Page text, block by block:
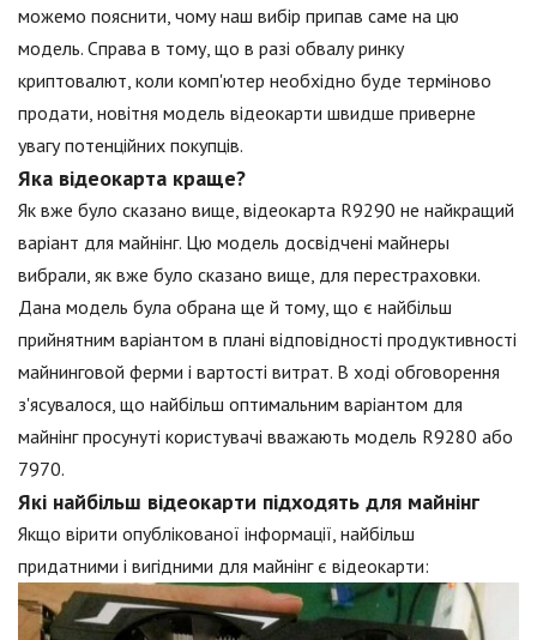
можемо пояснити, чому наш вибір припав саме на цю
модель. Справа в тому, що в разі обвалу ринку
криптовалют, коли комп'ютер необхідно буде терміново
продати, новітня модель відеокарти швидше приверне
увагу потенційних покупців.
Яка відеокарта краще?
Як вже було сказано вище, відеокарта R9290 не найкращий
варіант для майнінг. Цю модель досвідчені майнеры
вибрали, як вже було сказано вище, для перестраховки.
Дана модель була обрана ще й тому, що є найбільш
прийнятним варіантом в плані відповідності продуктивності
майнинговой ферми і вартості витрат. В ході обговорення
з'ясувалося, що найбільш оптимальним варіантом для
майнінг просунуті користувачі вважають модель R9280 або
7970.
Які найбільш відеокарти підходять для майнінг
Якщо вірити опублікованої інформації, найбільш
придатними і вигідними для майнінг є відеокарти: